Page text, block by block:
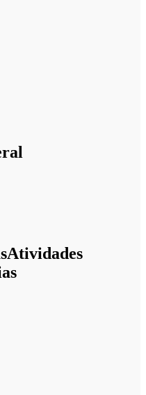
Atividades